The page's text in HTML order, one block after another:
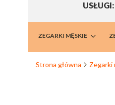
USŁUGI:
ZEGARKI MĘSKIE
Strona główna Zegarki